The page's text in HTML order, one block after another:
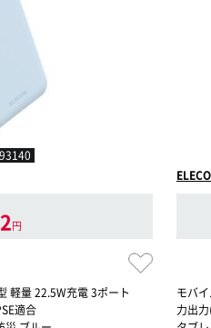
円
軽量 22.5W充電 3ポート
適合
モバ
力出